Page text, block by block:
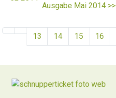
Ausgabe Mai 2014 >>
13 14 15 16